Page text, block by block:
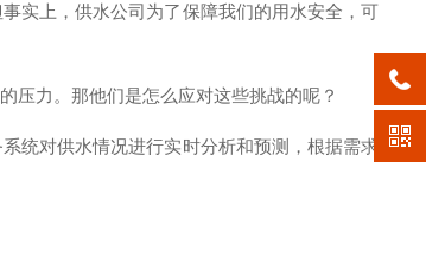
实上，供水公司为了保障我们的用水安全，可
压力。那他们是怎么应对这些挑战的呢？
统对供水情况进行实时分析和预测，根据需求